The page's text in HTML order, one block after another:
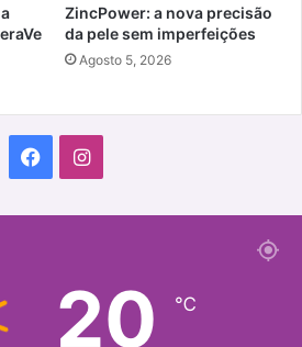
ZincPower: a nova precisão
da pele sem imperfeições
Agosto 5, 2026
FacebookInstagram
20 ℃